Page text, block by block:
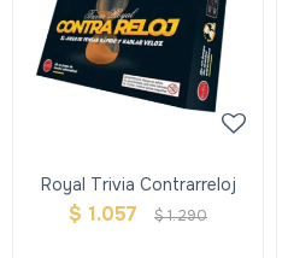
Royal Trivia Contrarreloj
$ 1.057 $1.290